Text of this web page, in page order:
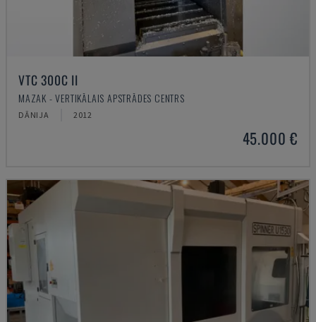
VTC 300C II
MAZAK - VERTIKĀLAIS APSTRĀDES CENTRS
DĀNIJA 2012
45.000 €